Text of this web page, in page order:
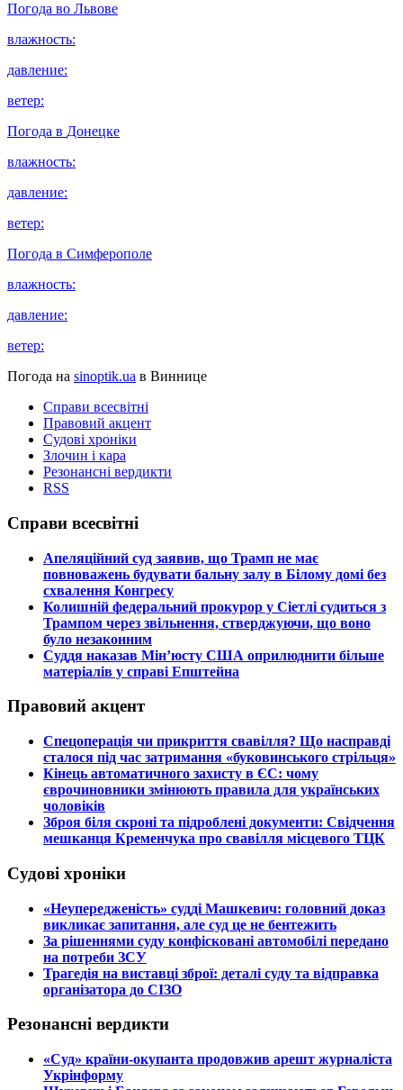
Погода во Львове
влажность:
давление:
ветер:
Погода в Донецке
влажность:
давление:
ветер:
Погода в Симферополе
влажность:
давление:
ветер:
Погода на sinoptik.ua в Виннице
Справи всесвітні
Правовий акцент
Судові хроніки
Злочин і кара
Резонансні вердикти
RSS
Справи всесвітні
​Апеляційний суд заявив, що Трамп не має
повноважень будувати бальну залу в Білому домі без
схвалення Конгресу
​Колишній федеральний прокурор у Сіетлі судиться з
Трампом через звільнення, стверджуючи, що воно
було незаконним
​Суддя наказав Мін’юсту США оприлюднити більше
матеріалів у справі Епштейна
Правовий акцент
​Спецоперація чи прикриття свавілля? Що насправді
сталося під час затримання «буковинського стрільця»
​Кінець автоматичного захисту в ЄС: чому
єврочиновники змінюють правила для українських
чоловіків
​Зброя біля скроні та підроблені документи: Свідчення
мешканця Кременчука про свавілля місцевого ТЦК
Судові хроніки
​«Неупередженість» судді Машкевич: головний доказ
викликає запитання, але суд це не бентежить
​За рішеннями суду конфісковані автомобілі передано
на потреби ЗСУ
​Трагедія на виставці зброї: деталі суду та відправка
організатора до СІЗО
Резонансні вердикти
​«Суд» країни-окупанта продовжив арешт журналіста
Укрінформу